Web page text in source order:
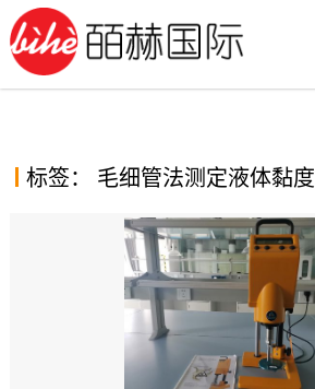
Skip
to
content
标签： 毛细管法测定液体黏度